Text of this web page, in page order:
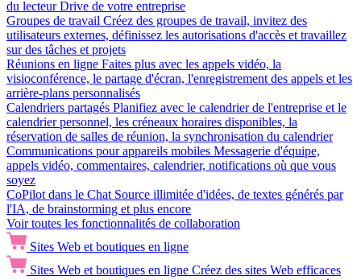
du lecteur Drive de votre entreprise
Groupes de travail Créez des groupes de travail, invitez des
utilisateurs externes, définissez les autorisations d'accès et travaillez
sur des tâches et projets
Réunions en ligne Faites plus avec les appels vidéo, la
visioconférence, le partage d'écran, l'enregistrement des appels et les
arrière-plans personnalisés
Calendriers partagés Planifiez avec le calendrier de l'entreprise et le
calendrier personnel, les créneaux horaires disponibles, la
réservation de salles de réunion, la synchronisation du calendrier
Communications pour appareils mobiles Messagerie d'équipe,
appels vidéo, commentaires, calendrier, notifications où que vous
soyez
CoPilot dans le Chat Source illimitée d'idées, de textes générés par
l'IA, de brainstorming et plus encore
Voir toutes les fonctionnalités de collaboration
Sites Web et boutiques en ligne
Sites Web et boutiques en ligne Créez des sites Web efficaces